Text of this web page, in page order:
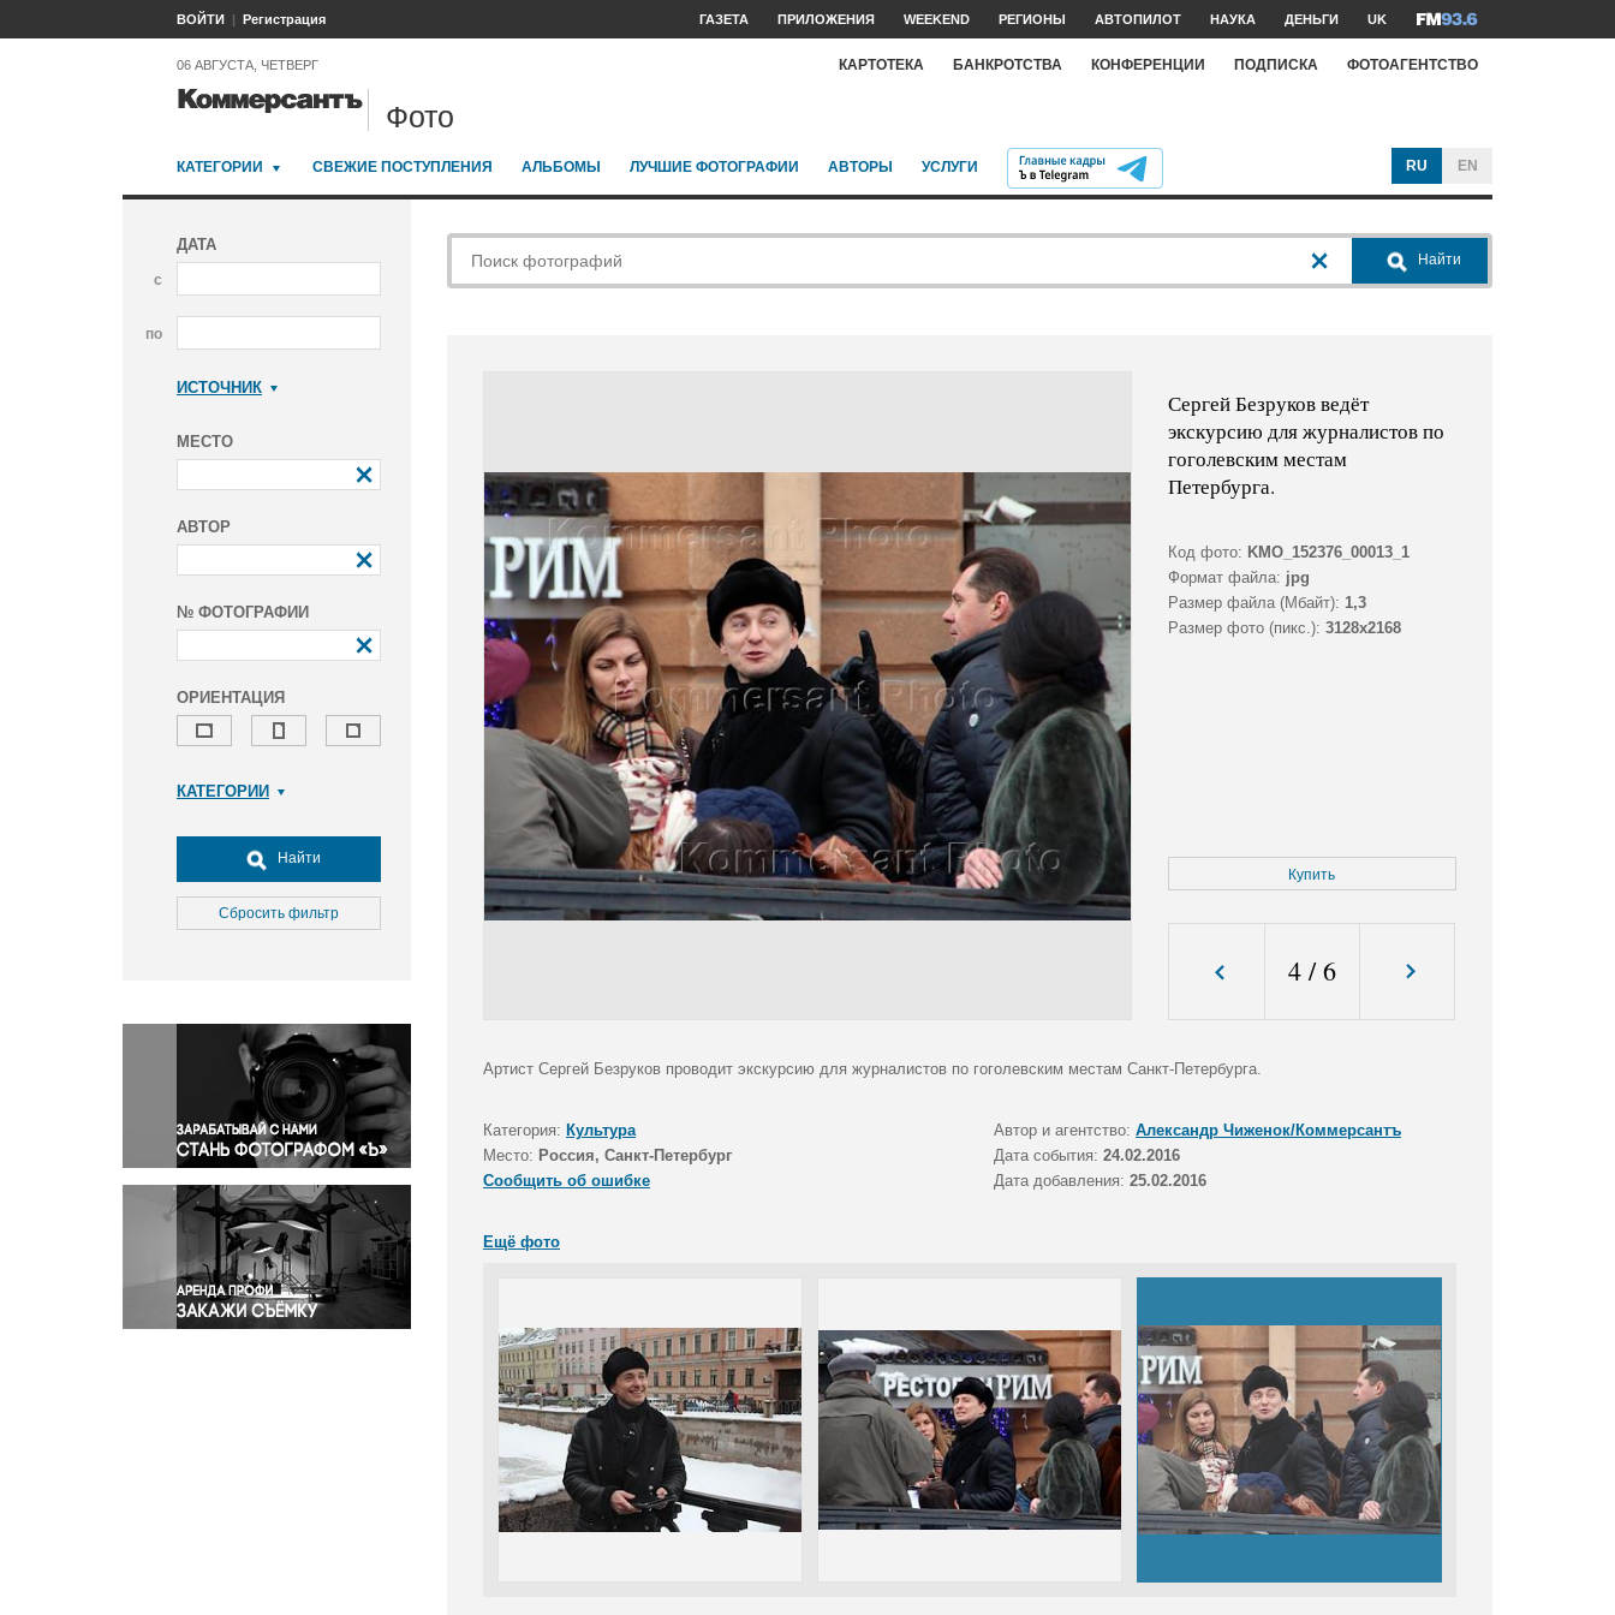
ВОЙТИ Регистрация ГАЗЕТА ПРИЛОЖЕНИЯ WEEKEND РЕГИОНЫ АВТОПИЛОТ НАУКА ДЕНЬГИ UK
06 АВГУСТА, ЧЕТВЕРГ КАРТОТЕКА БАНКРОТСТВА КОНФЕРЕНЦИИ ПОДПИСКА ФОТОАГЕНТСТВО
Фото
КАТЕГОРИИ СВЕЖИЕ ПОСТУПЛЕНИЯ АЛЬБОМЫ ЛУЧШИЕ ФОТОГРАФИИ АВТОРЫ УСЛУГИ RU EN
ДАТА
с
по
ИСТОЧНИК
МЕСТО
АВТОР
№ ФОТОГРАФИИ
ОРИЕНТАЦИЯ
КАТЕГОРИИ
Досуг, туризм и отдых
Культура
Медицина
Окружающая среда
Политика
Правосудие
Происшествия и конфликты
Религия
Светская жизнь
Спорт
Экология
Экономика и бизнес
Найти
Сбросить фильтр
Найти
Сергей Безруков ведёт
экскурсию для журналистов по
гоголевским местам
Петербурга.
Код фото: KMO_152376_00013_1
Формат файла: jpg
Размер файла (Мбайт): 1,3
Размер фото (пикс.): 3128x2168
Купить
4/6
Артист Сергей Безруков проводит экскурсию для журналистов по гоголевским местам Санкт-Петербурга.
Категория: Культура Автор и агентство: Александр Чиженок/Коммерсантъ
Место: Россия, Санкт-Петербург Дата события: 24.02.2016
Сообщить об ошибке
Дата добавления: 25.02.2016
Ещё фото